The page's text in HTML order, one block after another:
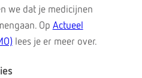
we dat je medicijnen
Op Actueel
lees je er meer over.